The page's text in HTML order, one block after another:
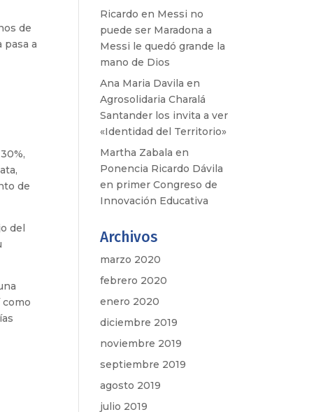
de
pasa a
de
del
Ricardo en Messi no
puede ser Maradona a
Messi le quedó grande la
mano de Dios
Ana Maria Davila en
Agrosolidaria Charalá
Santander los invita a ver
«Identidad del Territorio»
Martha Zabala en
Ponencia Ricardo Dávila
en primer Congreso de
Innovación Educativa
Archivos
marzo 2020
febrero 2020
enero 2020
diciembre 2019
noviembre 2019
septiembre 2019
agosto 2019
julio 2019